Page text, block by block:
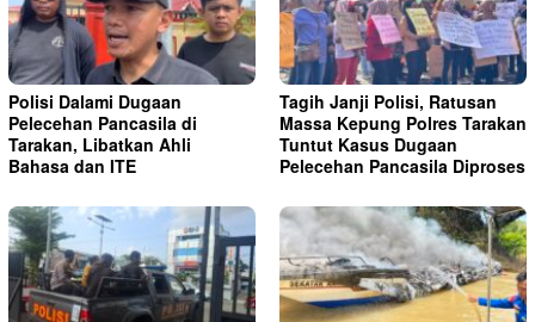
Polisi Dalami Dugaan
Pelecehan Pancasila di
Tarakan, Libatkan Ahli
Bahasa dan ITE
Tagih Janji Polisi, Ratusan
Massa Kepung Polres Tarakan
Tuntut Kasus Dugaan
Pelecehan Pancasila Diproses